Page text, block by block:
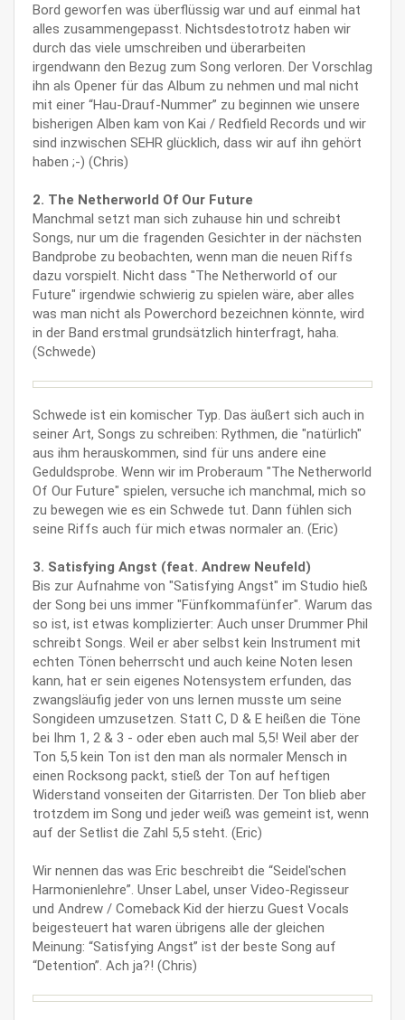
Bord geworfen was überflüssig war und auf einmal hat
alles zusammengepasst. Nichtsdestotrotz haben wir
durch das viele umschreiben und überarbeiten
irgendwann den Bezug zum Song verloren. Der Vorschlag
ihn als Opener für das Album zu nehmen und mal nicht
mit einer “Hau-Drauf-Nummer” zu beginnen wie unsere
bisherigen Alben kam von Kai / Redfield Records und wir
sind inzwischen SEHR glücklich, dass wir auf ihn gehört
haben ;-) (Chris)
2. The Netherworld Of Our Future
Manchmal setzt man sich zuhause hin und schreibt
Songs, nur um die fragenden Gesichter in der nächsten
Bandprobe zu beobachten, wenn man die neuen Riffs
dazu vorspielt. Nicht dass "The Netherworld of our
Future" irgendwie schwierig zu spielen wäre, aber alles
was man nicht als Powerchord bezeichnen könnte, wird
in der Band erstmal grundsätzlich hinterfragt, haha.
(Schwede)
Schwede ist ein komischer Typ. Das äußert sich auch in
seiner Art, Songs zu schreiben: Rythmen, die "natürlich"
aus ihm herauskommen, sind für uns andere eine
Geduldsprobe. Wenn wir im Proberaum "The Netherworld
Of Our Future" spielen, versuche ich manchmal, mich so
zu bewegen wie es ein Schwede tut. Dann fühlen sich
seine Riffs auch für mich etwas normaler an. (Eric)
3. Satisfying Angst (feat. Andrew Neufeld)
Bis zur Aufnahme von "Satisfying Angst" im Studio hieß
der Song bei uns immer "Fünfkommafünfer". Warum das
so ist, ist etwas komplizierter: Auch unser Drummer Phil
schreibt Songs. Weil er aber selbst kein Instrument mit
echten Tönen beherrscht und auch keine Noten lesen
kann, hat er sein eigenes Notensystem erfunden, das
zwangsläufig jeder von uns lernen musste um seine
Songideen umzusetzen. Statt C, D & E heißen die Töne
bei Ihm 1, 2 & 3 - oder eben auch mal 5,5! Weil aber der
Ton 5,5 kein Ton ist den man als normaler Mensch in
einen Rocksong packt, stieß der Ton auf heftigen
Widerstand vonseiten der Gitarristen. Der Ton blieb aber
trotzdem im Song und jeder weiß was gemeint ist, wenn
auf der Setlist die Zahl 5,5 steht. (Eric)
Wir nennen das was Eric beschreibt die “Seidel'schen
Harmonienlehre”. Unser Label, unser Video-Regisseur
und Andrew / Comeback Kid der hierzu Guest Vocals
beigesteuert hat waren übrigens alle der gleichen
Meinung: “Satisfying Angst” ist der beste Song auf
“Detention”. Ach ja?! (Chris)